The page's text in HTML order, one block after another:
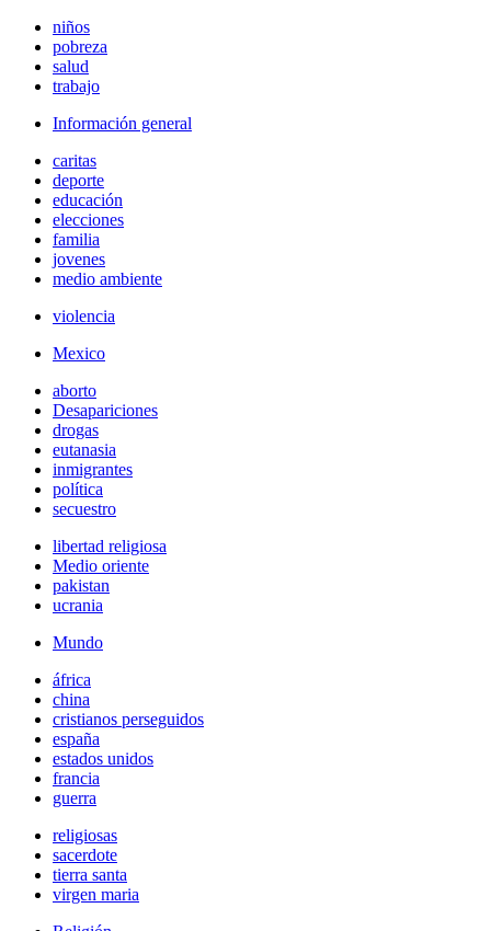
niños
pobreza
salud
trabajo
Información general
caritas
deporte
educación
elecciones
familia
jovenes
medio ambiente
violencia
Mexico
aborto
Desapariciones
drogas
eutanasia
inmigrantes
política
secuestro
libertad religiosa
Medio oriente
pakistan
ucrania
Mundo
áfrica
china
cristianos perseguidos
españa
estados unidos
francia
guerra
religiosas
sacerdote
tierra santa
virgen maria